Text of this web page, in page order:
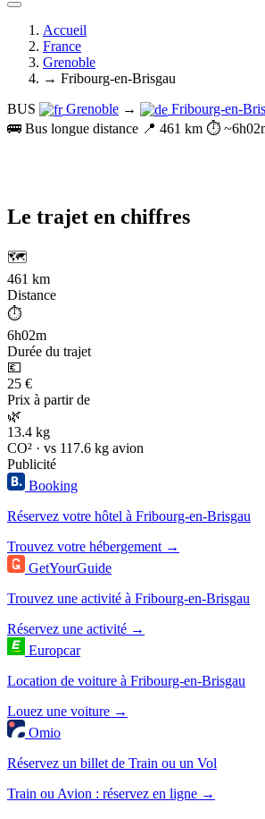
Accueil
France
Grenoble
→ Fribourg-en-Brisgau
BUS
Grenoble →
Fribourg-en-
🚌 Bus longue distance 📍 461 km ⏱️
Le trajet en chiffres
🗺️
461 km
Distance
⏱️
6h02m
Durée du trajet
💶
25 €
Prix à partir de
🌿
13.4 kg
CO² · vs 117.6 kg avion
Publicité
Booking
Réservez votre hôtel à Fribourg-en-Brisgau
Trouvez votre hébergement →
GetYourGuide
Trouvez une activité à Fribourg-en-Brisgau
Réservez une activité →
Europcar
Location de voiture à Fribourg-en-Brisgau
Louez une voiture →
Omio
Réservez un billet de Train ou un Vol
Train ou Avion : réservez en ligne →